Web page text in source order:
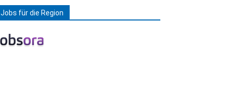
Jobs für die Region